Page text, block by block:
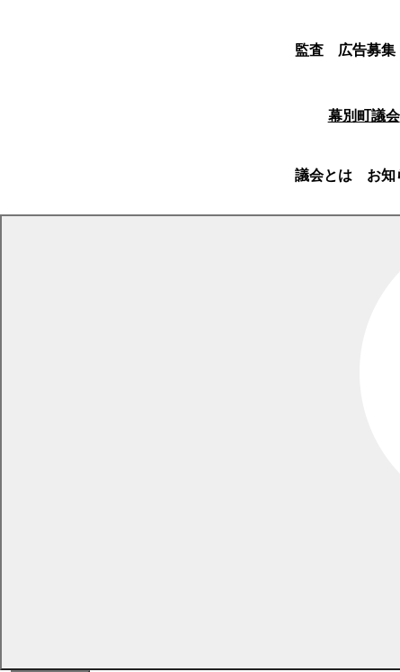
監査 広告募集
幕別町議会
議会とは お知